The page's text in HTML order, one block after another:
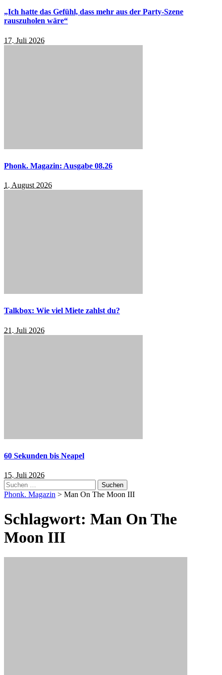
„Ich hatte das Gefühl, dass mehr aus der Party-Szene
rauszuholen wäre“
17. Juli 2026
Phonk. Magazin: Ausgabe 08.26
1. August 2026
Talkbox: Wie viel Miete zahlst du?
21. Juli 2026
60 Sekunden bis Neapel
15. Juli 2026
Suchen
nach:
Phonk. Magazin > Man On The Moon III
Schlagwort: Man On The
Moon III